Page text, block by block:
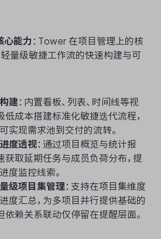
心能力 ：Tower 在项目管理上的核
量级敏捷工作流的快速构建与可
建 ：内置看板、列表、时间线等视
低成本搭建标准化敏捷迭代流程，
实现需求池到交付的流转。
度透视：通过项目概览与统计报
获取延期任务与成员负荷分布，提
度监控线索。
级项目集管理：支持在项目集维度
度汇总，为多项目并行提供基础的
依赖关系联动仅停留在提醒层面。